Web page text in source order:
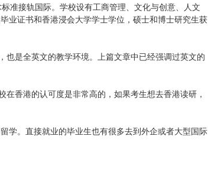
准接轨国际。学校设有工商管理、文化与创意、人文
业证书和香港浸会大学学士学位，硕士和博士研究生获
是全英文的教学环境。上篇文章中已经强调过英文的
香港的认可度是非常高的，如果考生想去香港读研，
学。直接就业的毕业生也有很多去到外企或者大型国际